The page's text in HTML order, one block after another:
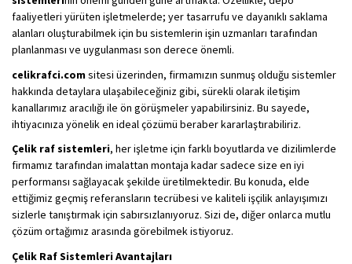
faaliyetleri yürüten işletmelerde; yer tasarrufu ve dayanıklı saklama
alanları oluşturabilmek için bu sistemlerin işin uzmanları tarafından
planlanması ve uygulanması son derece önemli.
celikrafci.comsitesi üzerinden, firmamızın sunmuş olduğu sistemler
hakkında detaylara ulaşabileceğiniz gibi, sürekli olarak iletişim
kanallarımız aracılığı ile ön görüşmeler yapabilirsiniz. Bu sayede,
ihtiyacınıza yönelik en ideal çözümü beraber kararlaştırabiliriz.
Çelik raf sistemleri, her işletme için farklı boyutlarda ve dizilimlerde
firmamız tarafından imalattan montaja kadar sadece size en iyi
performansı sağlayacak şekilde üretilmektedir. Bu konuda, elde
ettiğimiz geçmiş referansların tecrübesi ve kaliteli işçilik anlayışımızı
sizlerle tanıştırmak için sabırsızlanıyoruz. Sizi de, diğer onlarca mutlu
çözüm ortağımız arasında görebilmek istiyoruz.
Çelik Raf Sistemleri Avantajları